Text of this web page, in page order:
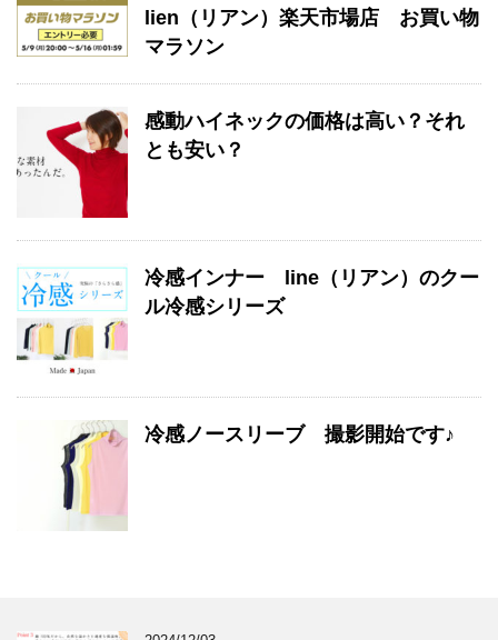
lien（リアン）楽天市場店 お買い物
マラソン
感動ハイネックの価格は高い？それ
とも安い？
冷感インナー line（リアン）のクー
ル冷感シリーズ
冷感ノースリーブ 撮影開始です♪